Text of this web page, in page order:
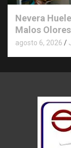
Nevera
Malos
agosto 6, 2026